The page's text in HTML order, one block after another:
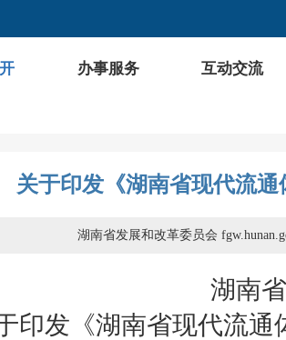
办事服务 互动交流
关于印发《湖南省现代流
湖南省发展和改革委员会
湖南
印发 《湖南省现代流